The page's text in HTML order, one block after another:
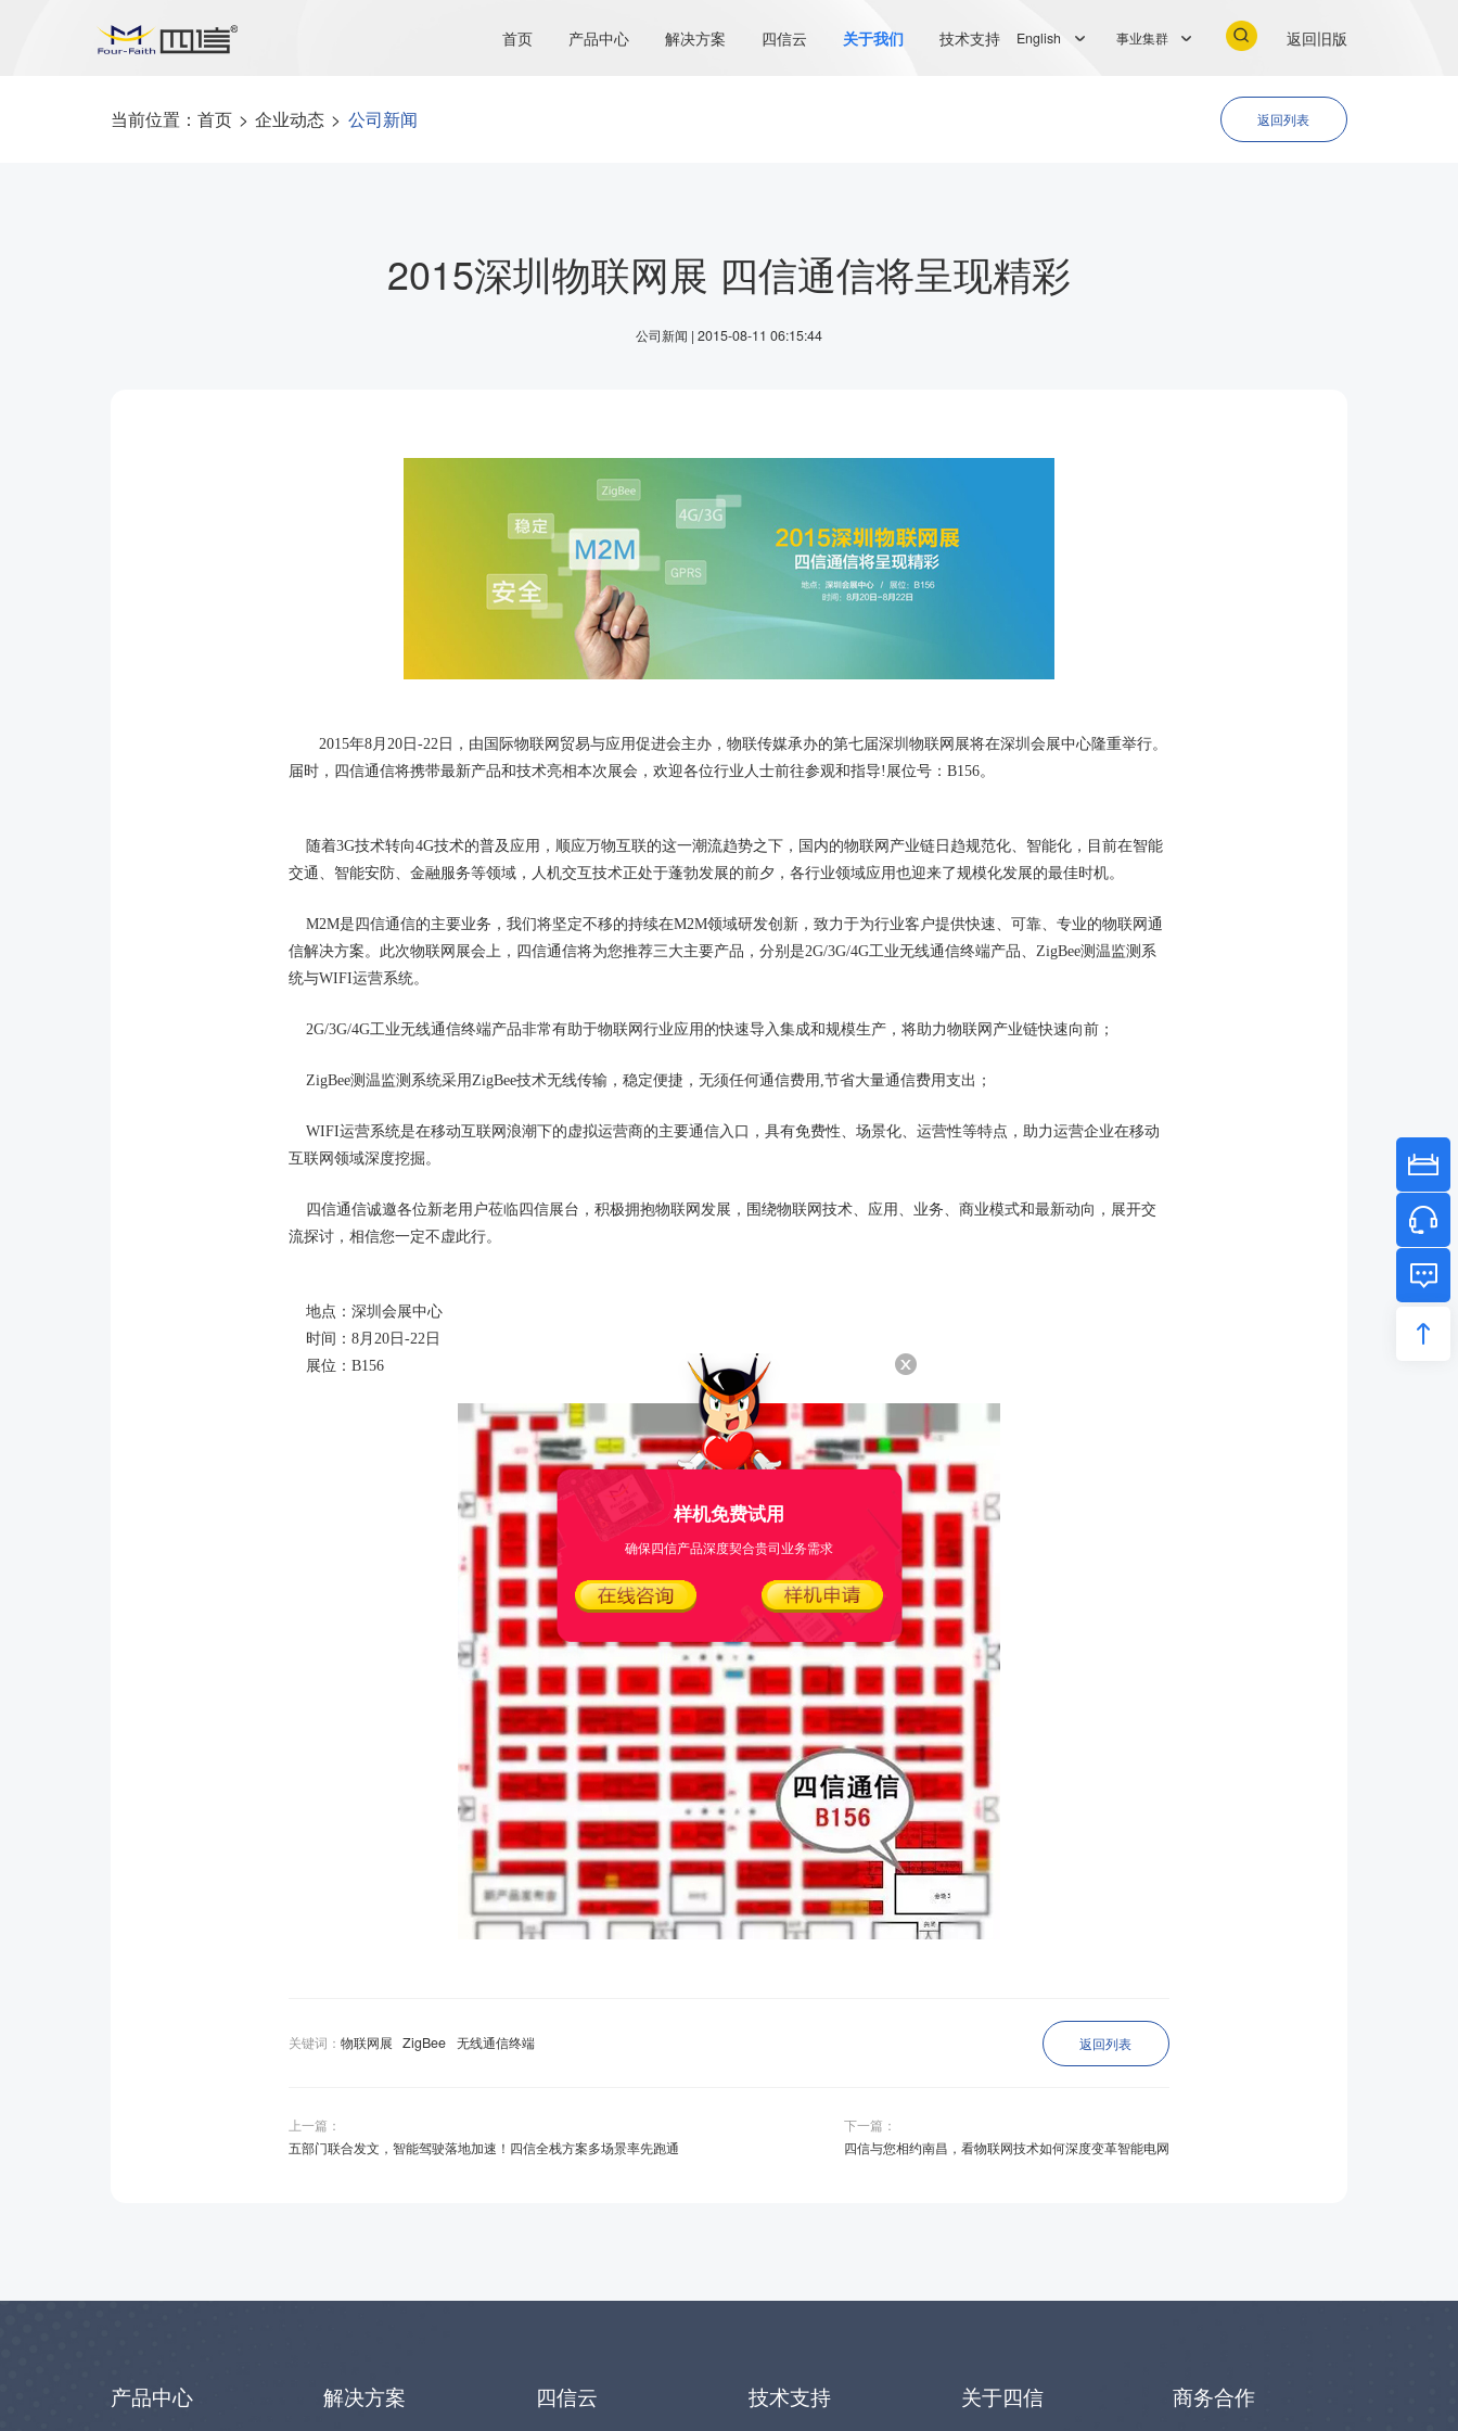
首页 产品中心 解决方案 四信云 关于我们 技术支持 English 事业集群 返回旧版
当前位置： 首页 > 企业动态 > 公司新闻 返回列表
2015深圳物联网展 四信通信将呈现精彩
公司新闻 | 2015-08-11 06:15:44
2015年8月20日-22日，由国际物联网贸易与应用促进会主办，物联传媒承办的第七届深圳物联网展将在深圳会展中心隆重举行。
届时，四信通信将携带最新产品和技术亮相本次展会，欢迎各位行业人士前往参观和指导!展位号：B156。
随着3G技术转向4G技术的普及应用，顺应万物互联的这一潮流趋势之下，国内的物联网产业链日趋规范化、智能化，目前在智能
交通、智能安防、金融服务等领域，人机交互技术正处于蓬勃发展的前夕，各行业领域应用也迎来了规模化发展的最佳时机。
M2M是四信通信的主要业务，我们将坚定不移的持续在M2M领域研发创新，致力于为行业客户提供快速、可靠、专业的物联网通
信解决方案。此次物联网展会上，四信通信将为您推荐三大主要产品，分别是2G/3G/4G工业无线通信终端产品、ZigBee测温监测系
统与WIFI运营系统。
2G/3G/4G工业无线通信终端产品非常有助于物联网行业应用的快速导入集成和规模生产，将助力物联网产业链快速向前；
ZigBee测温监测系统采用ZigBee技术无线传输，稳定便捷，无须任何通信费用,节省大量通信费用支出；
WIFI运营系统是在移动互联网浪潮下的虚拟运营商的主要通信入口，具有免费性、场景化、运营性等特点，助力运营企业在移动
互联网领域深度挖掘。
四信通信诚邀各位新老用户莅临四信展台，积极拥抱物联网发展，围绕物联网技术、应用、业务、商业模式和最新动向，展开交
流探讨，相信您一定不虚此行。
地点：深圳会展中心
时间：8月20日-22日
展位：B156
关键词： 物联网展 ZigBee 无线通信终端 返回列表
上一篇：
五部门联合发文，智能驾驶落地加速！四信全栈方案多场景率先跑通
下一篇：
四信与您相约南昌，看物联网技术如何深度变革智能电网
产品中心 解决方案 四信云 技术支持 关于四信 商务合作
样机免费试用
确保四信产品深度契合贵司业务需求